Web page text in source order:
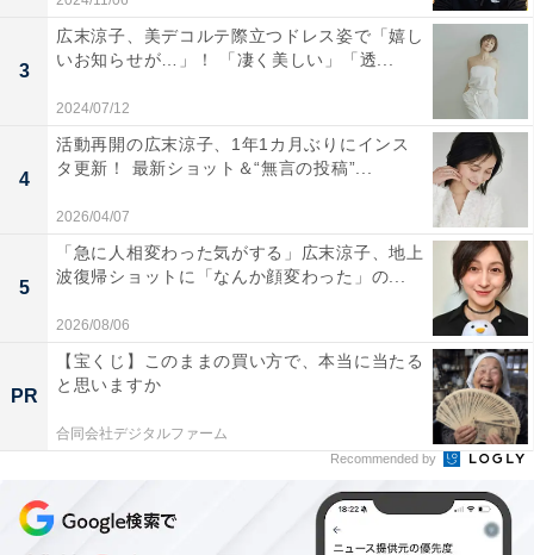
3
広末涼子、美デコルテ際立つドレス姿で「嬉し
いお知らせが…」！ 「凄く美しい」「透...
2024/07/12
4
活動再開の広末涼子、1年1カ月ぶりにインス
タ更新！ 最新ショット＆“無言の投稿”...
2026/04/07
5
「急に人相変わった気がする」広末涼子、地上
波復帰ショットに「なんか顔変わった」の...
2026/08/06
PR
【宝くじ】このままの買い方で、本当に当たる
と思いますか
合同会社デジタルファーム
Recommended by